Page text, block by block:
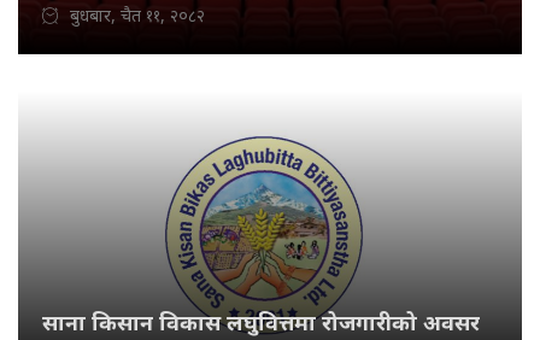
बुधबार, चैत ११, २०८२
साना किसान विकास लघुवित्तमा रोजगारीको अवसर